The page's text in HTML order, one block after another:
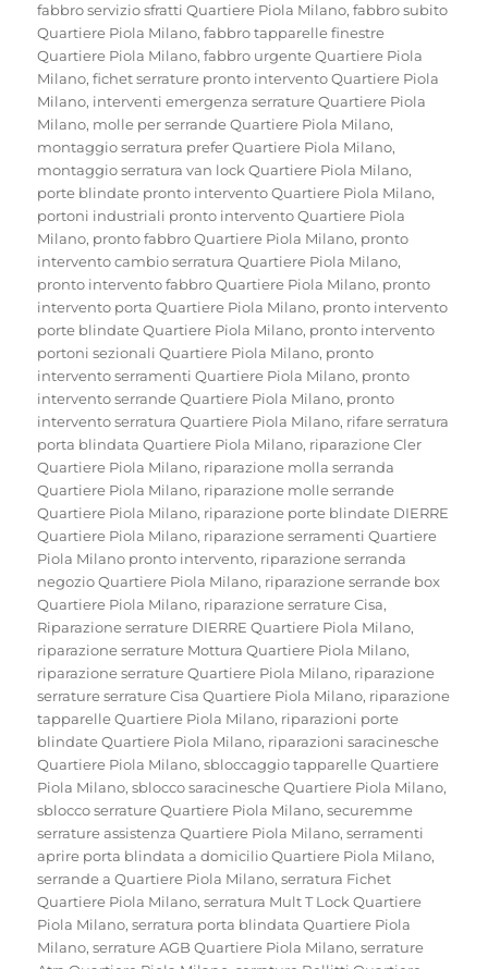
fabbro servizio sfratti Quartiere Piola Milano,fabbro subito
Quartiere Piola Milano,fabbro tapparelle finestre
Quartiere Piola Milano,fabbro urgente Quartiere Piola
Milano,fichet serrature pronto intervento Quartiere Piola
Milano, interventi emergenza serrature Quartiere Piola
Milano, molle per serrande Quartiere Piola Milano,
montaggio serratura prefer Quartiere Piola Milano,
montaggio serratura van lock Quartiere Piola Milano,
porte blindate pronto intervento Quartiere Piola Milano,
portoni industriali pronto intervento Quartiere Piola
Milano, pronto fabbro Quartiere Piola Milano, pronto
intervento cambio serratura Quartiere Piola Milano,
pronto intervento fabbro Quartiere Piola Milano, pronto
intervento porta Quartiere Piola Milano, pronto intervento
porte blindate Quartiere Piola Milano, pronto intervento
portoni sezionali Quartiere Piola Milano, pronto
intervento serramenti Quartiere Piola Milano, pronto
intervento serrande Quartiere Piola Milano, pronto
intervento serratura Quartiere Piola Milano, rifare serratura
porta blindata Quartiere Piola Milano, riparazione Cler
Quartiere Piola Milano, riparazione molla serranda
Quartiere Piola Milano, riparazione molle serrande
Quartiere Piola Milano, riparazione porte blindate DIERRE
Quartiere Piola Milano, riparazione serramenti Quartiere
Piola Milano pronto intervento, riparazione serranda
negozio Quartiere Piola Milano, riparazione serrande box
Quartiere Piola Milano, riparazione serrature Cisa,
Riparazione serrature DIERRE Quartiere Piola Milano,
riparazione serrature Mottura Quartiere Piola Milano,
riparazione serrature Quartiere Piola Milano, riparazione
serrature serrature Cisa Quartiere Piola Milano, riparazione
tapparelle Quartiere Piola Milano, riparazioni porte
blindate Quartiere Piola Milano, riparazioni saracinesche
Quartiere Piola Milano,sbloccaggio tapparelle Quartiere
Piola Milano,sblocco saracinesche Quartiere Piola Milano,
sblocco serrature Quartiere Piola Milano,securemme
serrature assistenza Quartiere Piola Milano,serramenti
aprire porta blindata a domicilio Quartiere Piola Milano,
serrande a Quartiere Piola Milano,serratura Fichet
Quartiere Piola Milano,serratura Mult T Lock Quartiere
Piola Milano,serratura porta blindata Quartiere Piola
Milano,serrature AGB Quartiere Piola Milano,serrature